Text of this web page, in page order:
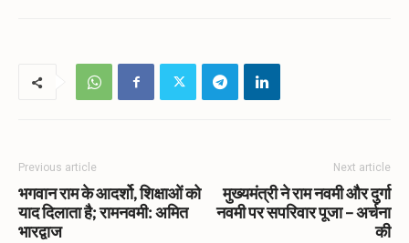
Previous article
भगवान राम के आदर्शो, शिक्षाओं को
याद दिलाता है; रामनवमी: अमित
भारद्वाज
Next article
मुख्यमंत्री ने राम नवमी और दुर्गा
नवमी पर सपरिवार पूजा – अर्चना
की